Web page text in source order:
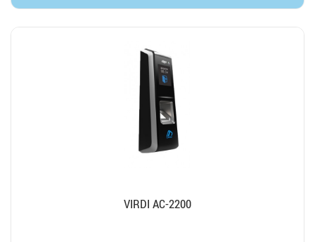
VIRDI AC-2200